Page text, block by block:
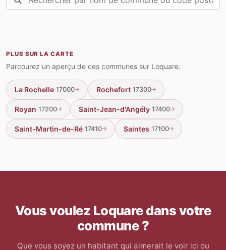
PLUS SUR LA CARTE
Parcourez un aperçu de ces communes sur Loquare.
La Rochelle·17000 Rochefort·17300
Royan·17200 Saint-Jean-d'Angély·17400
Saint-Martin-de-Ré·17410 Saintes·17100
Vous voulez Loquare dans votre
commune ?
Que vous soyez un habitant qui aimerait le voir ici ou